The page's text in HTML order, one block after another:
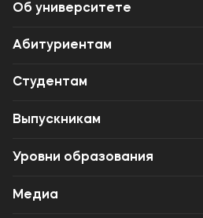
Об университете
Лицензии и документы
Сведения об
Абитуриенту
Абитуриентам
Студентам
Выпускникам
Карьера
Уровни образования
Среднее профессиональное
Медиа